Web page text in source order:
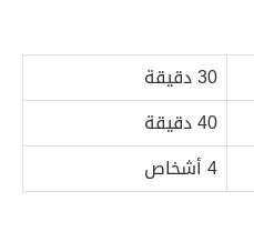
30 دقيقة
40 دقيقة
4 أشخاص